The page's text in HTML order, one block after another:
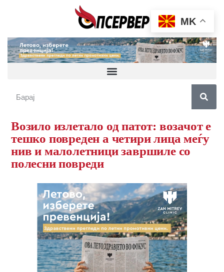
Возило излетало од патот: возачот е
тешко повреден а четири лица меѓу
нив и малолетници завршиле со
полесни повреди
MK